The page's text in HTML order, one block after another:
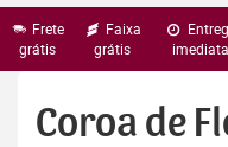
Frete
grátis
Faixa
grátis
imediata
Coroa de